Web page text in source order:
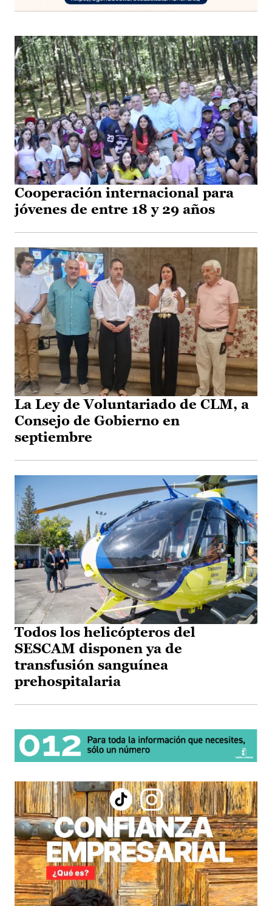
Cooperación internacional para
jóvenes de entre 18 y 29 años
La Ley de Voluntariado de CLM, a
Consejo de Gobierno en
septiembre
Todos los helicópteros del
SESCAM disponen ya de
transfusión sanguínea
prehospitalaria